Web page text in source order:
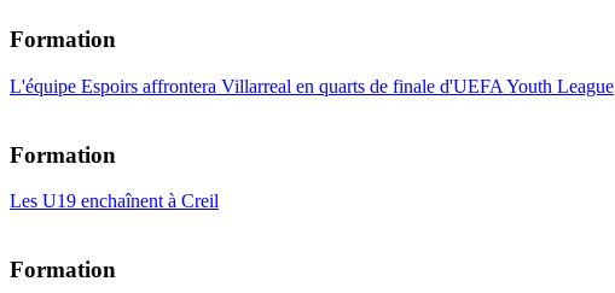
Formation
L'équipe Espoirs affrontera Villarreal en quarts de finale d'UEFA Youth League
Formation
Les U19 enchaînent à Creil
Formation